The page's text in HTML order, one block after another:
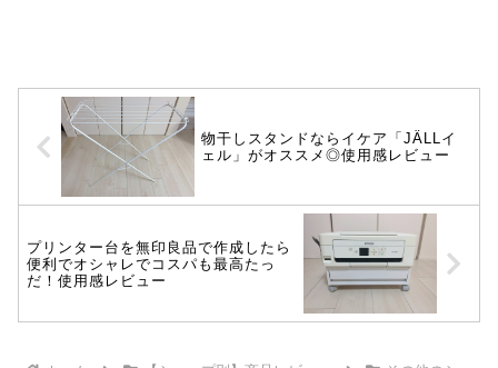
物干しスタンドならイケア「JÄLLイ
ェル」がオススメ◎使用感レビュー
プリンター台を無印良品で作成したら
便利でオシャレでコスパも最高たっ
だ！使用感レビュー